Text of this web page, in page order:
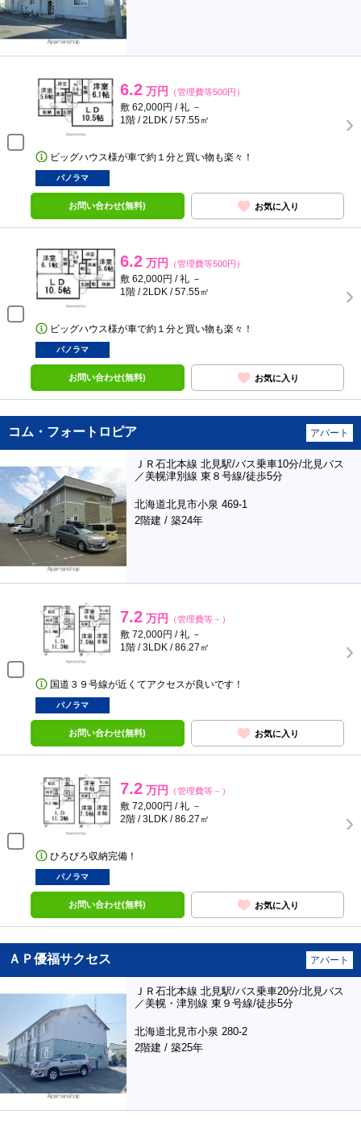
6.2 万円 （管理費等500円）
敷 62,000円 / 礼 －
1階 / 2LDK / 57.55㎡
ビッグハウス様が車で約１分と買い物も楽々！
パノラマ
お問い合わせ(無料) お気に入り
6.2 万円 （管理費等500円）
敷 62,000円 / 礼 －
1階 / 2LDK / 57.55㎡
ビッグハウス様が車で約１分と買い物も楽々！
パノラマ
お問い合わせ(無料) お気に入り
コム・フォートロピア アパート
ＪＲ石北本線 北見駅/バス乗車10分/北見バス
／美幌津別線 東８号線/徒歩5分
北海道北見市小泉 469-1
2階建 / 築24年
7.2 万円 （管理費等－）
敷 72,000円 / 礼 －
1階 / 3LDK / 86.27㎡
国道３９号線が近くてアクセスが良いです！
パノラマ
お問い合わせ(無料) お気に入り
7.2 万円 （管理費等－）
敷 72,000円 / 礼 －
2階 / 3LDK / 86.27㎡
ひろびろ収納完備！
パノラマ
お問い合わせ(無料) お気に入り
ＡＰ優福サクセス アパート
ＪＲ石北本線 北見駅/バス乗車20分/北見バス
／美幌・津別線 東９号線/徒歩5分
北海道北見市小泉 280-2
2階建 / 築25年